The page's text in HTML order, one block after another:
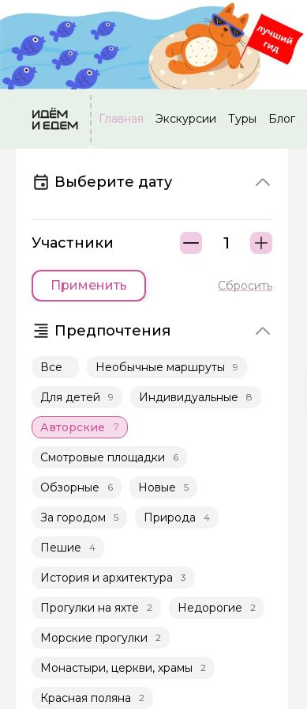
Главная Экскурсии Туры Блог
Выберите дату
Участники
Применить Сбросить
Предпочтения
Все Необычные маршруты 9
Для детей 9 Индивидуальные 8
Авторские 7
Смотровые площадки 6
Обзорные 6 Новые 5
За городом 5 Природа 4
Пешие 4
История и архитектура 3
Прогулки на яхте 2 Недорогие 2
Морские прогулки 2
Монастыри, церкви, храмы 2
Красная поляна 2